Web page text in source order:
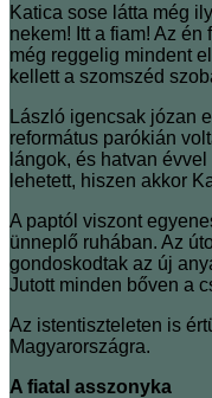
Katica sose látta még
nekem! Itt a fiam! Az
még reggelig mindent
kellett a szomszéd
László igencsak józan
református parókián
lángok, és hatvan
lehetett, hiszen akkor
A paptól viszont
ünneplő ruhában. Az
gondoskodtak az új
Jutott minden bőven a
Az istentiszteleten is
Magyarországra.
A fiatal asszonyka